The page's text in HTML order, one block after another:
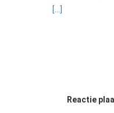
[...]
Reactie